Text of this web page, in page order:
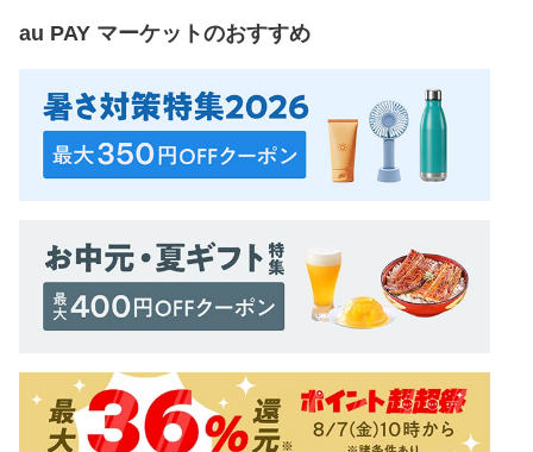
au PAY マーケットのおすすめ